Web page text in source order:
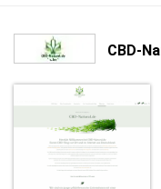
CBD-